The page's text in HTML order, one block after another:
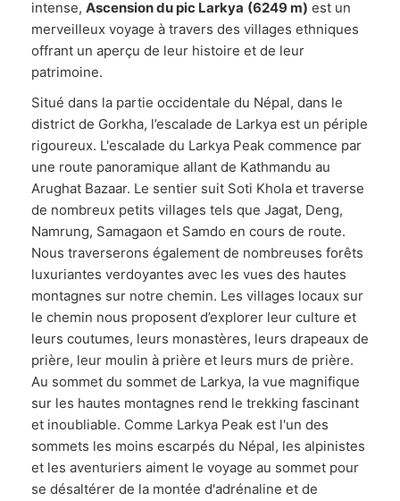
intense, Ascension du pic Larkya (6249 m) est un
merveilleux voyage à travers des villages ethniques
offrant un aperçu de leur histoire et de leur
patrimoine.
Situé dans la partie occidentale du Népal, dans le
district de Gorkha, l’escalade de Larkya est un périple
rigoureux. L'escalade du Larkya Peak commence par
une route panoramique allant de Kathmandu au
Arughat Bazaar. Le sentier suit Soti Khola et traverse
de nombreux petits villages tels que Jagat, Deng,
Namrung, Samagaon et Samdo en cours de route.
Nous traverserons également de nombreuses forêts
luxuriantes verdoyantes avec les vues des hautes
montagnes sur notre chemin. Les villages locaux sur
le chemin nous proposent d’explorer leur culture et
leurs coutumes, leurs monastères, leurs drapeaux de
prière, leur moulin à prière et leurs murs de prière.
Au sommet du sommet de Larkya, la vue magnifique
sur les hautes montagnes rend le trekking fascinant
et inoubliable. Comme Larkya Peak est l'un des
sommets les moins escarpés du Népal, les alpinistes
et les aventuriers aiment le voyage au sommet pour
se désaltérer de la montée d'adrénaline et de